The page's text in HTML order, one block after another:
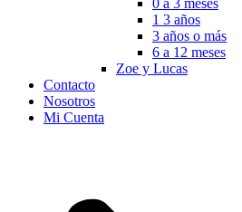
0 a 3 meses
1 3 años
3 años o más
6 a 12 meses
Zoe y Lucas
Contacto
Nosotros
Mi Cuenta